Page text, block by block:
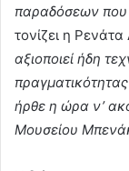
παραδόσεων που
τονίζει η Ρενάτα
αξιοποιεί ήδη
ήρθε η ώρα ν’
Μουσείου